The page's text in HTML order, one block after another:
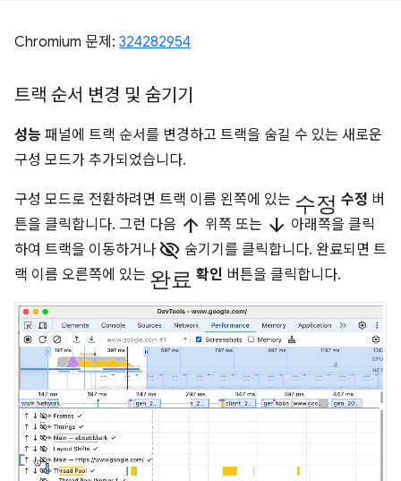
Chromium 문제: 324282954
트랙 순서 변경 및 숨기기
성능 패널에 트랙 순서를 변경하고 트랙을 숨길 수 있는 새로운
구성 모드가 추가되었습니다.
구성 모드로 전환하려면 트랙 이름 왼쪽에 있는 수정 수정 버
튼을 클릭합니다. 그런 다음 arrow_upward 위쪽 또는 arrow_downward 아래쪽을 클릭
하여 트랙을 이동하거나 visibility_off 숨기기를 클릭합니다. 완료되면 트
랙 이름 오른쪽에 있는 완료 확인 버튼을 클릭합니다.